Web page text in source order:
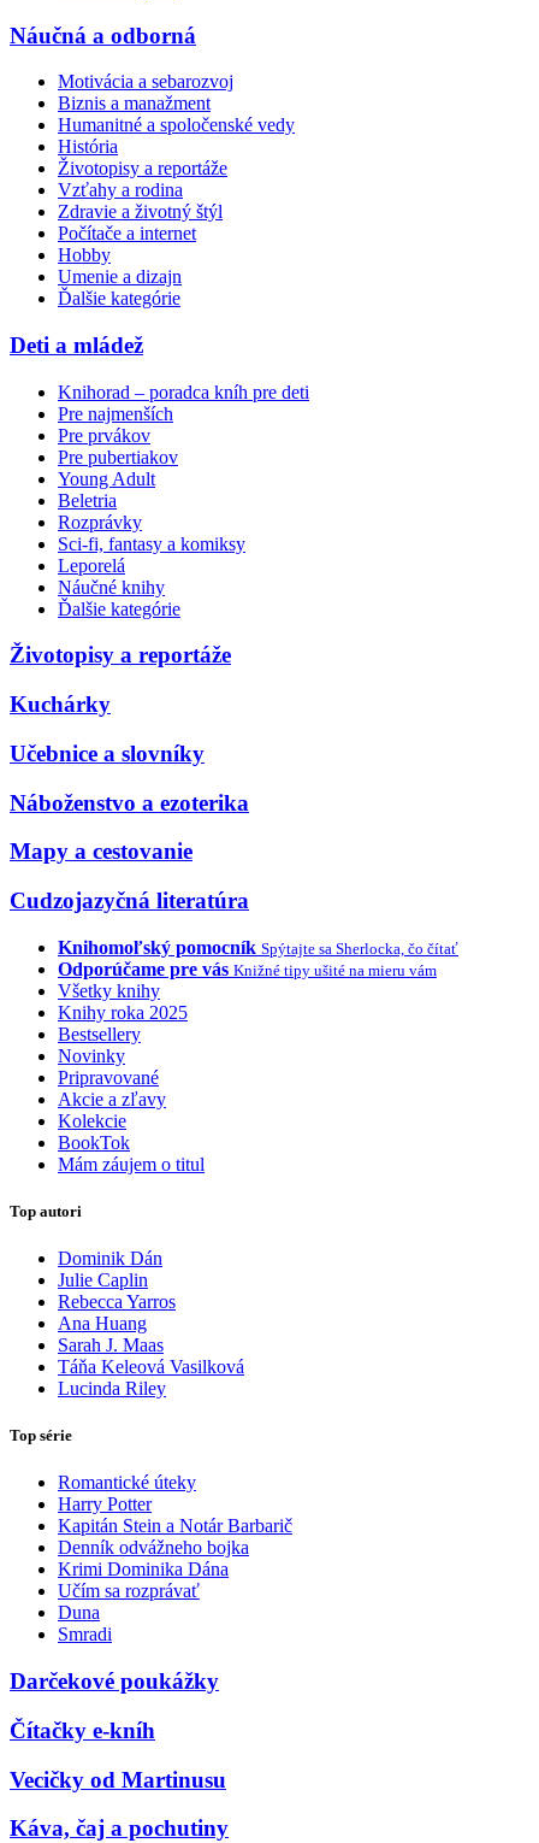
Náučná a odborná
Motivácia a sebarozvoj
Biznis a manažment
Humanitné a spoločenské vedy
História
Životopisy a reportáže
Vzťahy a rodina
Zdravie a životný štýl
Počítače a internet
Hobby
Umenie a dizajn
Ďalšie kategórie
Deti a mládež
Knihorad – poradca kníh pre deti
Pre najmenších
Pre prvákov
Pre pubertiakov
Young Adult
Beletria
Rozprávky
Sci-fi, fantasy a komiksy
Leporelá
Náučné knihy
Ďalšie kategórie
Životopisy a reportáže
Kuchárky
Učebnice a slovníky
Náboženstvo a ezoterika
Mapy a cestovanie
Cudzojazyčná literatúra
Knihomoľský pomocník Spýtajte sa Sherlocka, čo čítať
Odporúčame pre vás Knižné tipy ušité na mieru vám
Všetky knihy
Knihy roka 2025
Bestsellery
Novinky
Pripravované
Akcie a zľavy
Kolekcie
BookTok
Mám záujem o titul
Top autori
Dominik Dán
Julie Caplin
Rebecca Yarros
Ana Huang
Sarah J. Maas
Táňa Keleová Vasilková
Lucinda Riley
Top série
Romantické úteky
Harry Potter
Kapitán Stein a Notár Barbarič
Denník odvážneho bojka
Krimi Dominika Dána
Učím sa rozprávať
Duna
Smradi
Darčekové poukážky
Čítačky e-kníh
Vecičky od Martinusu
Káva, čaj a pochutiny